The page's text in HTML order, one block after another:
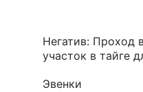
Негатив: Проход
участок в тайге
Эвенки